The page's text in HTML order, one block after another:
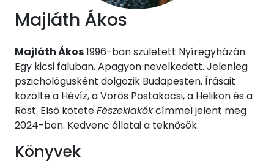
Majláth Ákos
Majláth Ákos1996-ban született Nyíregyházán.
Egy kicsi faluban, Apagyon nevelkedett. Jelenleg
pszichológusként dolgozik Budapesten. Írásait
közölte a Hévíz, a Vörös Postakocsi, a Helikon és a
Rost. Első köteteFészeklakókcímmel jelent meg
2024-ben. Kedvenc állatai a teknősök.
Könyvek